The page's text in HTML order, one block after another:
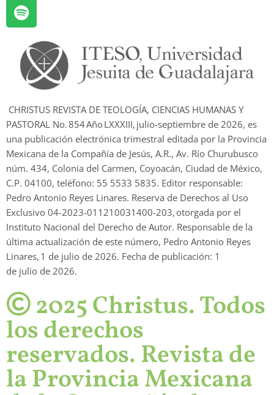
CHRISTUS REVISTA DE TEOLOGÍA, CIENCIAS HUMANAS Y
PASTORAL No.854Año LXXXIII, julio-septiembre de 2026, es
una publicación electrónica trimestral editada por la Provincia
Mexicana de la Compañía de Jesús, A.R., Av. Río Churubusco
núm. 434, Colonia del Carmen, Coyoacán, Ciudad de México,
C.P. 04100, teléfono: 55 5533 5835. Editor responsable:
Pedro Antonio Reyes Linares. Reserva de Derechos al Uso
Exclusivo 04-2023-011210031400-203, otorgada por el
Instituto Nacional del Derecho de Autor. Responsable de la
última actualización de este número, Pedro Antonio Reyes
Linares, 1 de julio de 2026. Fecha de publicación: 1
de julio de 2026.
2025 Christus. Todos
los derechos
reservados. Revista de
la Provincia Mexicana